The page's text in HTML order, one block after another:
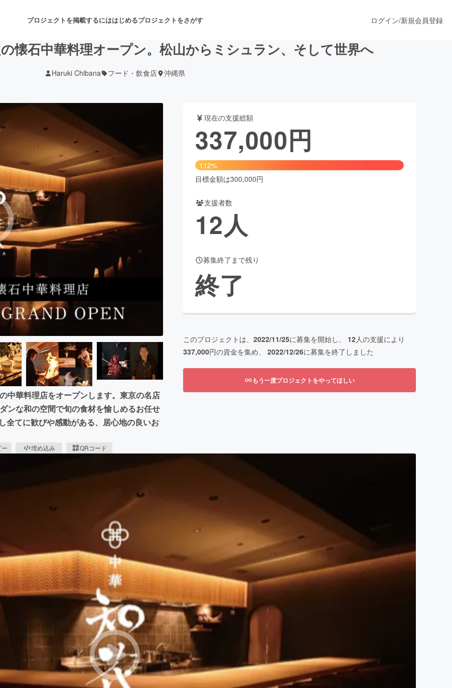
プロジェクトを掲載するにははじめるプロジェクトをさがす
舞台・パフォーマンス
ゲーム・サービス開発 ファッション
書籍・雑誌出版
チャレンジ ビューティー・ヘルスケア
CAMPFIRE for Social Good CAMPFIRE Creation
CAMPFIREふるさと納税
ログイン/新規会員登録
懐石中華料理オープン。松山からミシュラン、そして世界へ
Haruki Chibana フード・飲食店 沖縄県
中華料理店をオープンします。東京の名店
ンな和の空間で旬の食材を愉しめるお任せ
全てに歓びや感動がある、居心地の良いお
埋め込み QRコード
現在の支援総額
337,000円
112%
目標金額は300,000円
支援者数
12人
募集終了まで残り
終了
このプロジェクトは、 2022/11/25に募集を開始し、 12人の支援により
337,000円の資金を集め、 2022/12/26に募集を終了しました
もう一度プロジェクトをやってほしい